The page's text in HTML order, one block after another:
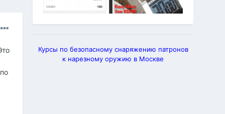
Курсы по безопасному снаряжению патронов
к нарезному оружию в Москве